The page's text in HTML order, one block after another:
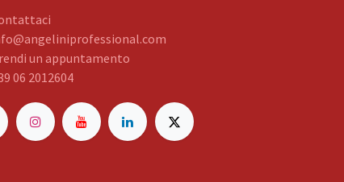
un appuntamento
06 2012604